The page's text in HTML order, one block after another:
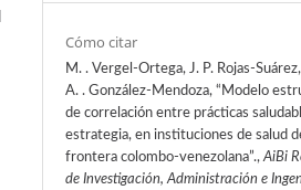
Cómo citar
M. . Vergel-Ortega, J. P. Rojas-
A. . González-Mendoza, “Modelo
de correlación entre prácticas
estrategia, en instituciones de salud
frontera colombo-venezolana”.,AiBi
de Investigación, Administración e